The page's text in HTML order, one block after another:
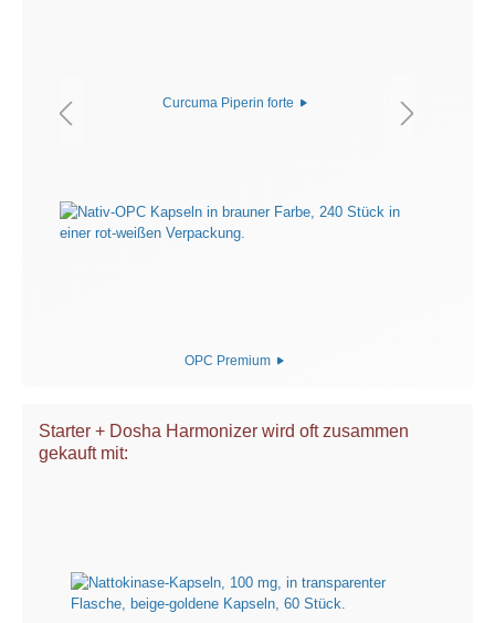
Curcuma Piperin forte
OPC Premium
Starter + Dosha Harmonizer wird oft zusammen
gekauft mit: